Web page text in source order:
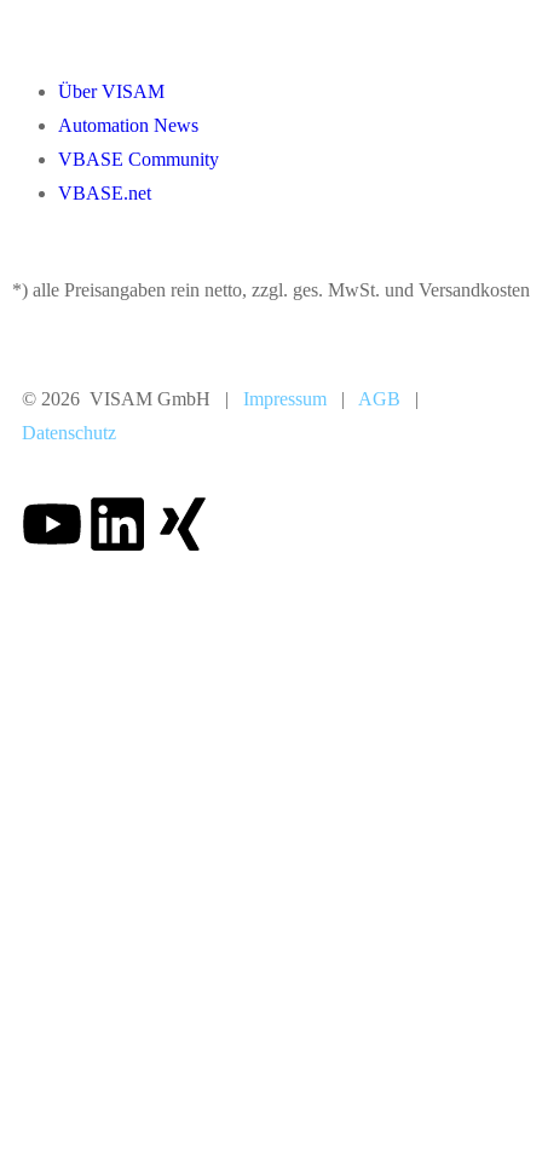
Über VISAM
Automation News
VBASE Community
VBASE.net
*) alle Preisangaben rein netto, zzgl. ges. MwSt. und Versandkosten
© 2026 VISAM GmbH | Impressum | AGB |
Datenschutz